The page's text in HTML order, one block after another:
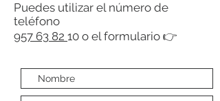
Puedes utilizar el número de
teléfono
957 63 82 10 o el formulario 👉